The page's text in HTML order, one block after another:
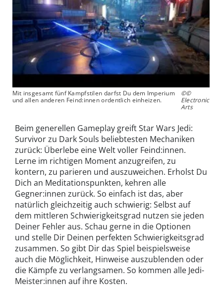
Mit insgesamt fünf Kampfstilen darfst Du dem Imperium
und allen anderen Feind:innen ordentlich einheizen.
©©
Electronic
Arts
Beim generellen Gameplay greift Star Wars Jedi:
Survivor zu Dark Souls beliebtesten Mechaniken
zurück: Überlebe eine Welt voller Feind:innen.
Lerne im richtigen Moment anzugreifen, zu
kontern, zu parieren und auszuweichen. Erholst Du
Dich an Meditationspunkten, kehren alle
Gegner:innen zurück. So einfach ist das, aber
natürlich gleichzeitig auch schwierig: Selbst auf
dem mittleren Schwierigkeitsgrad nutzen sie jeden
Deiner Fehler aus. Schau gerne in die Optionen
und stelle Dir Deinen perfekten Schwierigkeitsgrad
zusammen. So gibt Dir das Spiel beispielsweise
auch die Möglichkeit, Hinweise auszublenden oder
die Kämpfe zu verlangsamen. So kommen alle Jedi-
Meister:innen auf ihre Kosten.